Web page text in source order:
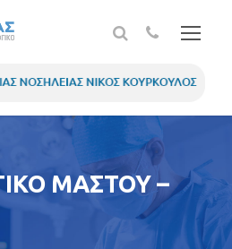
ΜΑΣΤΟΥ –